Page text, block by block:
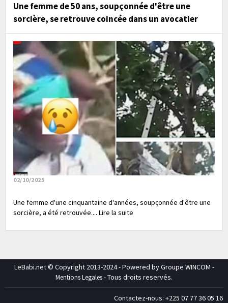
Une femme de 50 ans, soupçonnée d'être une
sorcière, se retrouve coincée dans un avocatier
02/10/2025
Une femme d'une cinquantaine d'années, soupçonnée d'être une
sorcière, a été retrouvée.... Lire la suite
LeBabi.net © Copyright 2013-2024 - Powered by Groupe WINCOM -
Mentions Legales- Tous droits reservés.
Contactez-nous: +225 07 77 36 05 16